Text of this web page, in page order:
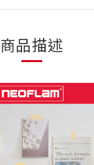
商品描述